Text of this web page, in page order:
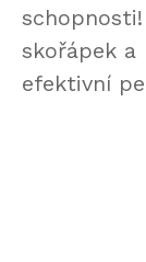
skořápek
efektivní